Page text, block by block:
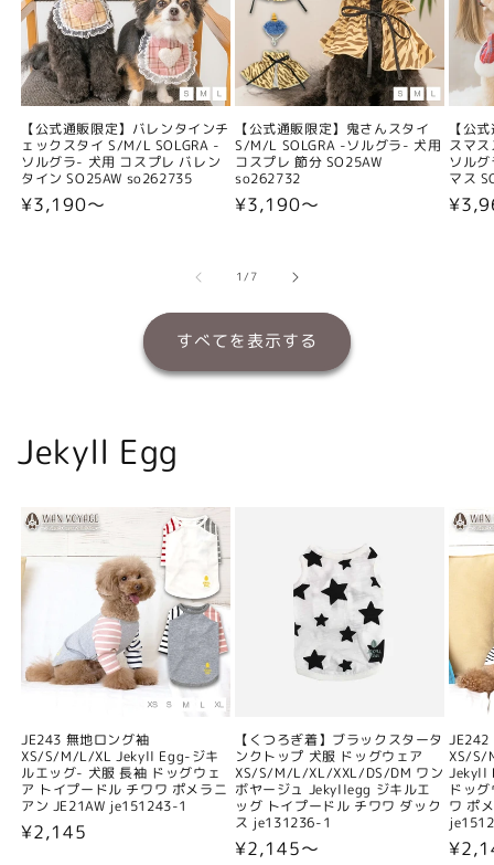
【公式通販限定】バレンタインチ
ェックスタイ S/M/L SOLGRA -
ソルグラ- 犬用 コスプレ バレン
タイン SO25AW so262735
通
¥3,190〜
【公式通販限定】鬼さんスタイ
S/M/L SOLGRA -ソルグラ- 犬用
コスプレ 節分 SO25AW
so262732
通
格
¥3,190〜
【公
スマ
ソル
マス
通
1/の
7
すべてを表示する
Jekyll Egg
JE243 無地ロング袖
XS/S/M/L/XL Jekyll Egg-ジキ
ルエッグ- 犬服 長袖 ドッグウェ
ア トイプードル チワワ ポメラニ
アン JE21AW je151243-1
通
¥2,145
【くつろぎ着】ブラックスタータ
ンクトップ 犬服 ドッグウェア
XS/S/M/L/XL/XXL/DS/DM ワン
ボヤージュ Jekyllegg ジキルエ
ッグ トイプードル チワワ ダック
ス je131236-1
通
¥2,145〜
JE242
XS/S/
Jekyll
ドッ
ワ ポ
通